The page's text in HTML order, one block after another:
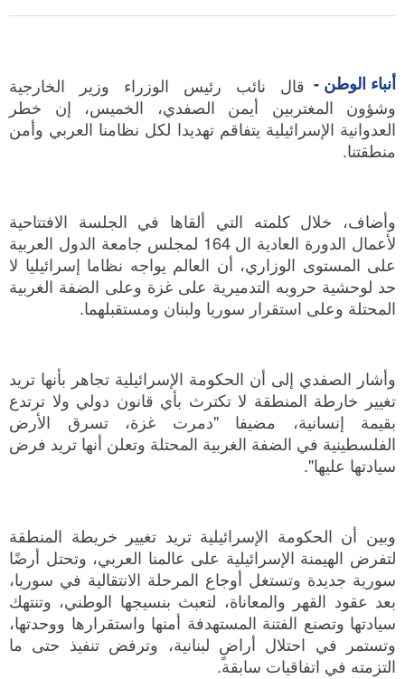
أنباء الوطن - قال نائب رئيس الوزراء وزير الخارجية
وشؤون المغتربين أيمن الصفدي، الخميس، إن خطر
العدوانية الإسرائيلية يتفاقم تهديدا لكل نظامنا العربي وأمن
منطقتنا.
وأضاف، خلال كلمته التي ألقاها في الجلسة الافتتاحية
لأعمال الدورة العادية ال 164 لمجلس جامعة الدول العربية
على المستوى الوزاري، أن العالم يواجه نظاما إسرائيليا لا
حد لوحشية حروبه التدميرية على غزة وعلى الضفة الغربية
المحتلة وعلى استقرار سوريا ولبنان ومستقبلهما.
وأشار الصفدي إلى أن الحكومة الإسرائيلية تجاهر بأنها تريد
تغيير خارطة المنطقة لا تكترث بأي قانون دولي ولا ترتدع
بقيمة إنسانية، مضيفا "دمرت غزة، تسرق الأرض
الفلسطينية في الضفة الغربية المحتلة وتعلن أنها تريد فرض
سيادتها عليها".
وبين أن الحكومة الإسرائيلية تريد تغيير خريطة المنطقة
لتفرض الهيمنة الإسرائيلية على عالمنا العربي، وتحتل أرضًا
سورية جديدة وتستغل أوجاع المرحلة الانتقالية في سوريا،
بعد عقود القهر والمعاناة، لتعبث بنسيجها الوطني، وتنتهك
سيادتها وتصنع الفتنة المستهدفة أمنها واستقرارها ووحدتها،
وتستمر في احتلال أراضٍ لبنانية، وترفض تنفيذ حتى ما
التزمته في اتفاقيات سابقة.